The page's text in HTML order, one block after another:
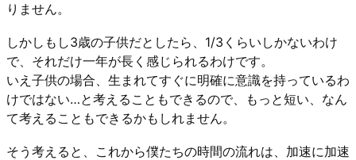
りません。
しかしもし3歳の子供だとしたら、1/3くらいしかないわけ
で、それだけ一年が長く感じられるわけです。
いえ子供の場合、生まれてすぐに明確に意識を持っているわ
けではない…と考えることもできるので、もっと短い、なん
て考えることもできるかもしれません。
そう考えると、これから僕たちの時間の流れは、加速に加速